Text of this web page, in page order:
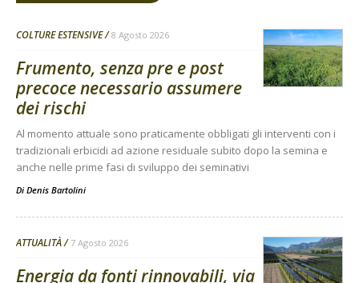
COLTURE ESTENSIVE 8 Agosto 2026
Frumento, senza pre e post
precoce necessario assumere
dei rischi
Al momento attuale sono praticamente obbligati gli interventi con i
tradizionali erbicidi ad azione residuale subito dopo la semina e
anche nelle prime fasi di sviluppo dei seminativi
Di Denis Bartolini
ATTUALITÀ 7 Agosto 2026
Energia da fonti rinnovabili, via